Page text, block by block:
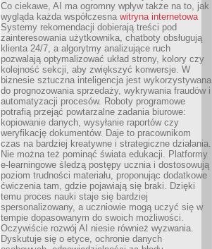
Co ciekawe, AI ma ogromny wpływ także na to, jak
wygląda każda współczesna witryna internetowa
Systemy rekomendacji dobierają treści pod
zainteresowania użytkownika, chatboty obsługują
klienta 24/7, a algorytmy analizujące ruch
pozwalają optymalizować układ strony, kolory czy
kolejność sekcji, aby zwiększyć konwersje. W
biznesie sztuczna inteligencja jest wykorzystywana
do prognozowania sprzedaży, wykrywania fraudów i
automatyzacji procesów. Roboty programowe
potrafią przejąć powtarzalne zadania biurowe:
kopiowanie danych, wysyłanie raportów czy
weryfikację dokumentów. Daje to pracownikom
czas na bardziej kreatywne i strategiczne działania.
Nie można też pominąć świata edukacji. Platformy
e-learningowe śledzą postępy ucznia i dostosowują
poziom trudności materiału, proponując dodatkowe
ćwiczenia tam, gdzie pojawiają się braki. Dzięki
temu proces nauki staje się bardziej
spersonalizowany, a uczniowie mogą uczyć się w
tempie dopasowanym do swoich możliwości.
Oczywiście rozwój AI niesie również wyzwania.
Dyskutuje się o etyce, ochronie danych